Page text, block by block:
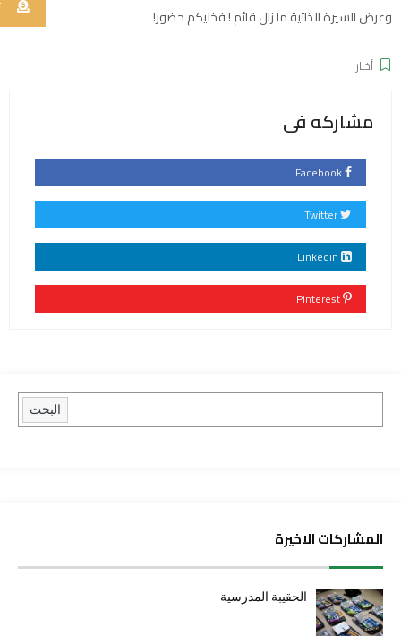
وعرض السيرة الذاتية ما زال قائم ! فخليكم حضور!
أخبار
مشاركه فى
Twitter
البحث
المشاركات الاخيرة
الحقيبة المدرسية